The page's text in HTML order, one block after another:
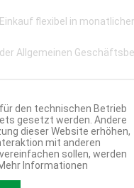
flexibel in
Allgemeinen
- A Klarna Group
Daten (PIN/TAN) ohne
den technischen Betrieb
gesetzt werden. Andere
dieser Website erhöhen,
mit anderen
sollen, werden
Informationen